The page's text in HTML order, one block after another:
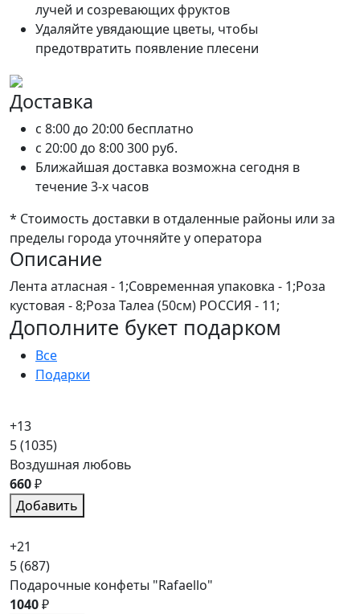
лучей и созревающих фруктов
Удаляйте увядающие цветы, чтобы
предотвратить появление плесени
Доставка
c 8:00 до 20:00 бесплатно
c 20:00 до 8:00300 руб.
Ближайшая доставка возможна сегодня в
течение 3-х часов
* Стоимость доставки в отдаленные районы или за
пределы города уточняйте у оператора
Описание
Лента атласная - 1;Современная упаковка - 1;Роза
кустовая - 8;Роза Талеа (50см) РОССИЯ - 11;
Дополните букет подарком
Все
Подарки
+13
5(1035)
Воздушная любовь
660₽
Добавить
+21
5(687)
Подарочные конфеты "Rafaello"
1040₽